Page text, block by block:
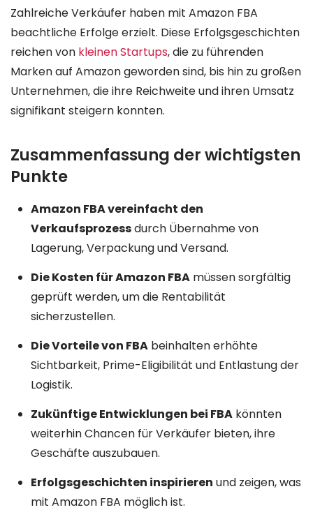
Zahlreiche Verkäufer haben mit Amazon FBA
beachtliche Erfolge erzielt. Diese Erfolgsgeschichten
reichen von kleinen Startups, die zu führenden
Marken auf Amazon geworden sind, bis hin zu großen
Unternehmen, die ihre Reichweite und ihren Umsatz
signifikant steigern konnten.
Zusammenfassung der wichtigsten
Punkte
Amazon FBA vereinfacht den
Verkaufsprozessdurch Übernahme von
Lagerung, Verpackung und Versand.
Die Kosten für Amazon FBAmüssen sorgfältig
geprüft werden, um die Rentabilität
sicherzustellen.
Die Vorteile von FBAbeinhalten erhöhte
Sichtbarkeit, Prime-Eligibilität und Entlastung der
Logistik.
Zukünftige Entwicklungen bei FBAkönnten
weiterhin Chancen für Verkäufer bieten, ihre
Geschäfte auszubauen.
Erfolgsgeschichten inspirieren und zeigen, was
mit Amazon FBA möglich ist.